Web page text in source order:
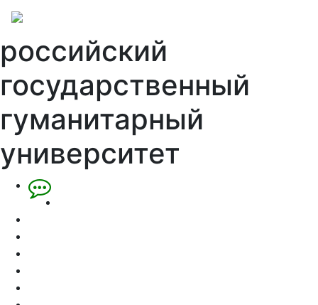
российский
государственный
гуманитарный
университет